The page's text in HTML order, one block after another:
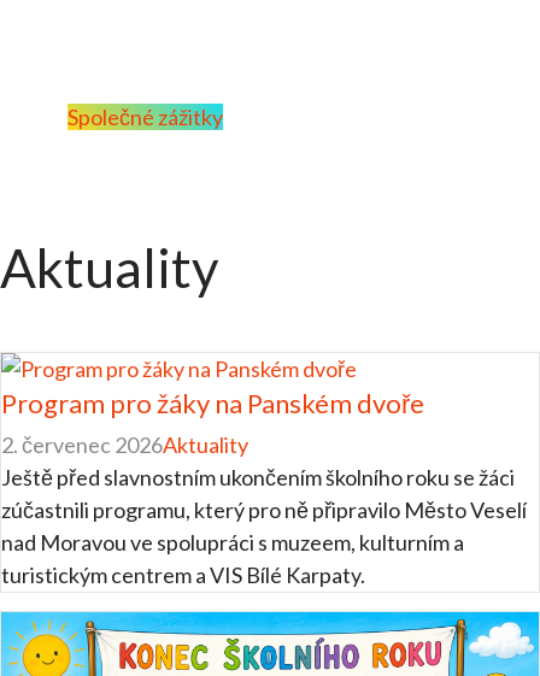
Společné zážitky
Aktuality
Program pro žáky na Panském dvoře
2. červenec 2026Aktuality
Ještě před slavnostním ukončením školního roku se žáci
zúčastnili programu, který pro ně připravilo Město Veselí
nad Moravou ve spolupráci s muzeem, kulturním a
turistickým centrem a VIS Bílé Karpaty.